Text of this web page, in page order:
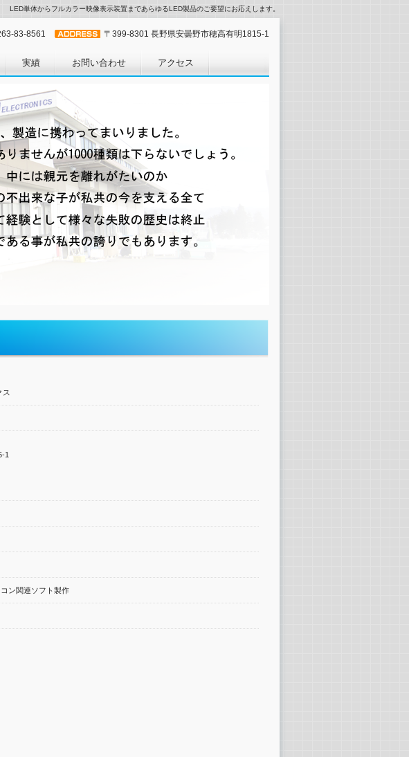
LED単体からフルカラー映像表示装置まであらゆるLED製品のご要望にお応えします。
83-8561 〒399-8301 長野県安曇野市穂高有明1815-1
ス
1
ン関連ソフト製作
実績 お問い合わせ アクセス